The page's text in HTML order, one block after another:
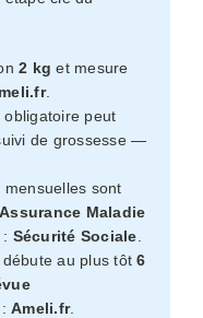
2 kg et mesure
.
obligatoire peut
de grossesse —
sont
Assurance Maladie
Sécurité Sociale
débute au plus tôt6
:Ameli.fr.